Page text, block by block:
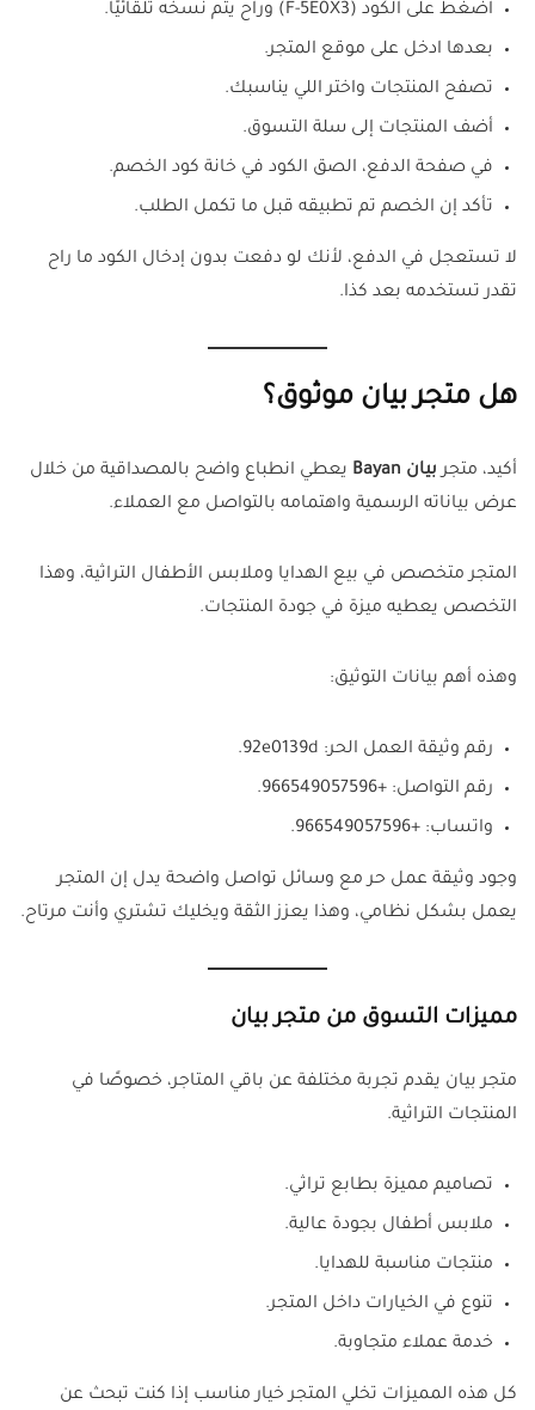
اضغط على الكود (F-5E0X3) وراح يتم نسخه تلقائيًا.
بعدها ادخل على موقع المتجر.
تصفح المنتجات واختر اللي يناسبك.
أضف المنتجات إلى سلة التسوق.
في صفحة الدفع، الصق الكود في خانة كود الخصم.
تأكد إن الخصم تم تطبيقه قبل ما تكمل الطلب.
لا تستعجل في الدفع، لأنك لو دفعت بدون إدخال الكود ما راح
تقدر تستخدمه بعد كذا.
هل متجر بيان موثوق؟
أكيد، متجربيان Bayan
يعطي انطباع واضح بالمصداقية من خلال
عرض بياناته الرسمية واهتمامه بالتواصل مع العملاء.
المتجر متخصص في بيع الهدايا وملابس الأطفال التراثية، وهذا
التخصص يعطيه ميزة في جودة المنتجات.
وهذه أهم بيانات التوثيق:
رقم وثيقة العمل الحر: 92e0139d.
رقم التواصل: +966549057596.
واتساب: +966549057596.
وجود وثيقة عمل حر مع وسائل تواصل واضحة يدل إن المتجر
يعمل بشكل نظامي، وهذا يعزز الثقة ويخليك تشتري وأنت مرتاح.
مميزات التسوق من متجر بيان
متجر بيان يقدم تجربة مختلفة عن باقي المتاجر، خصوصًا في
المنتجات التراثية.
تصاميم مميزة بطابع تراثي.
ملابس أطفال بجودة عالية.
منتجات مناسبة للهدايا.
تنوع في الخيارات داخل المتجر.
خدمة عملاء متجاوبة.
كل هذه المميزات تخلي المتجر خيار مناسب إذا كنت تبحث عن